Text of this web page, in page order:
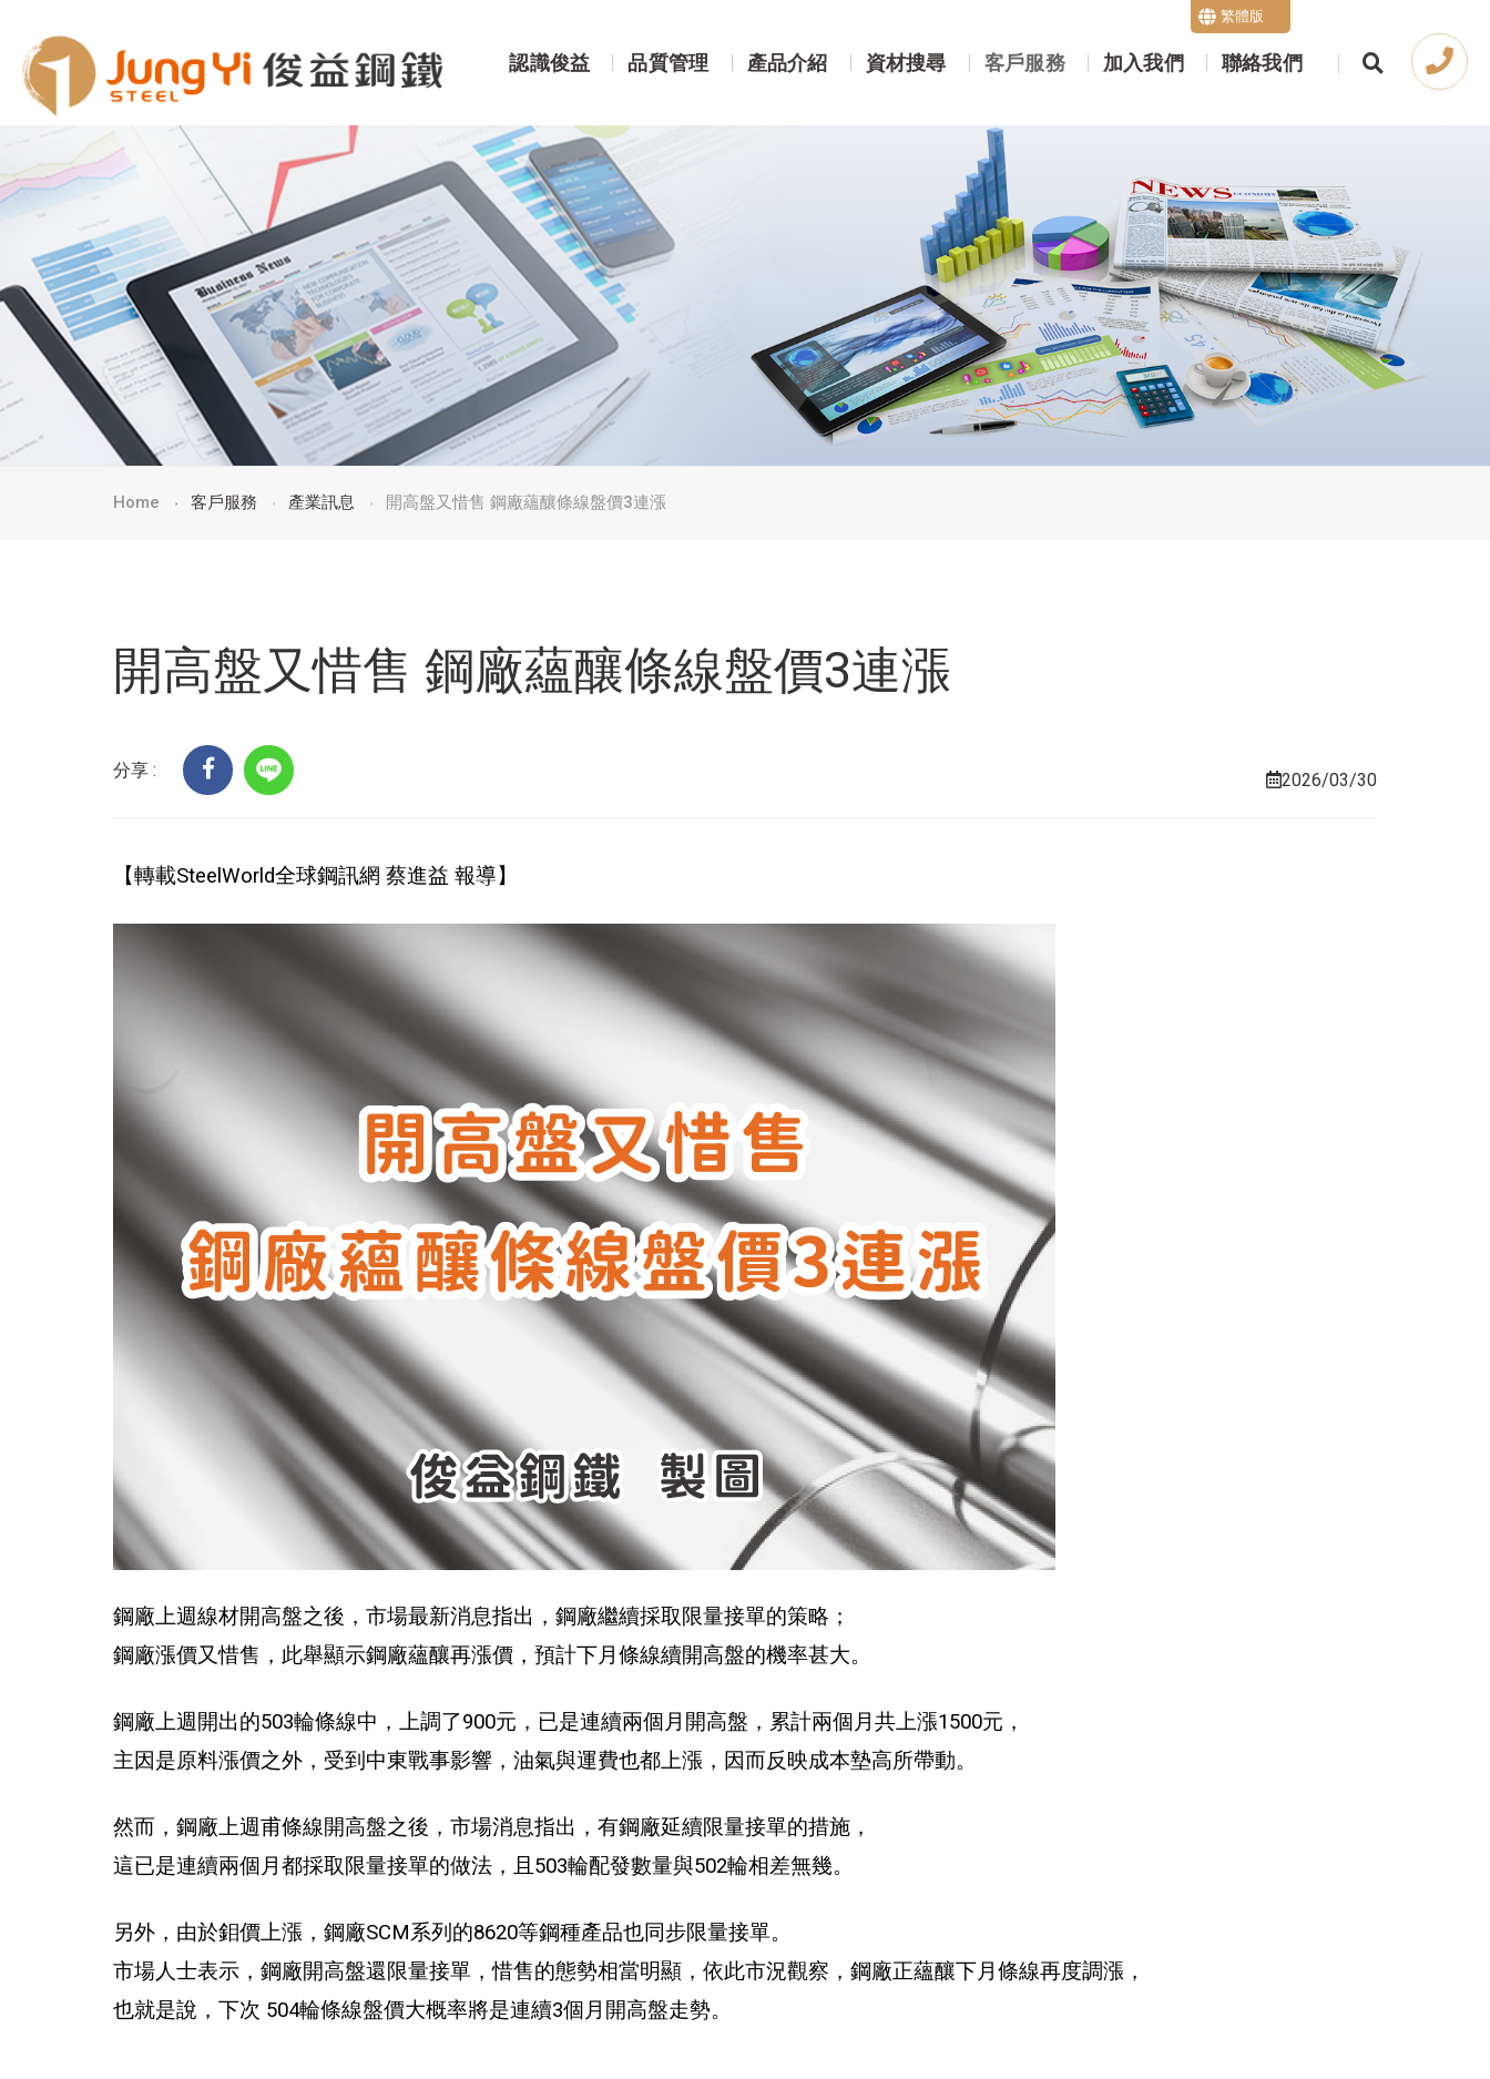
繁體版
English
認識俊益 品質管理 產品介紹 資材搜尋 客戶服務 加入我們 聯絡我們
Home 客戶服務 產業訊息 開高盤又惜售 鋼廠蘊釀條線盤價3連漲
開高盤又惜售 鋼廠蘊釀條線盤價3連漲
2026/03/30
分享 :
【轉載SteelWorld全球鋼訊網 蔡進益 報導】
鋼廠上週線材開高盤之後，市場最新消息指出，鋼廠繼續採取限量接單的策略；
鋼廠漲價又惜售，此舉顯示鋼廠蘊釀再漲價，預計下月條線續開高盤的機率甚大。
鋼廠上週開出的503輪條線中，上調了900元，已是連續兩個月開高盤，累計兩個月共上漲1500元，
主因是原料漲價之外，受到中東戰事影響，油氣與運費也都上漲，因而反映成本墊高所帶動。
然而，鋼廠上週甫條線開高盤之後，市場消息指出，有鋼廠延續限量接單的措施，
這已是連續兩個月都採取限量接單的做法，且503輪配發數量與502輪相差無幾。
另外，由於鉬價上漲，鋼廠SCM系列的8620等鋼種產品也同步限量接單。
市場人士表示，鋼廠開高盤還限量接單，惜售的態勢相當明顯，依此市況觀察，鋼廠正蘊釀下月條線再度調漲，
也就是說，下次 504輪條線盤價大概率將是連續3個月開高盤走勢。